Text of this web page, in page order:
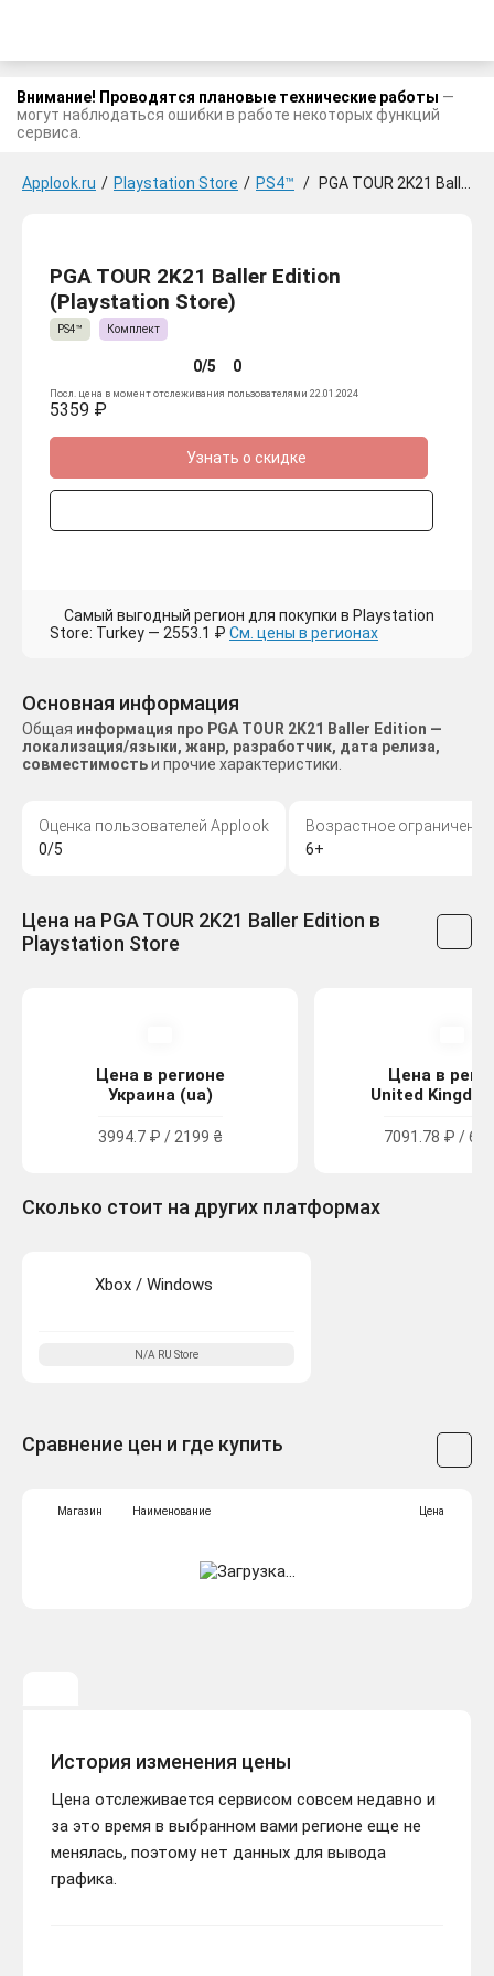
Внимание! Проводятся плановые технические работы —
могут наблюдаться ошибки в работе некоторых функций
сервиса.
Applook.ru / Playstation Store / PS4™ / PGA TOUR 2K21 Baller Edition
PGA TOUR 2K21 Baller Edition
(Playstation Store)
PS4™ Комплект
0/5 0
Посл. цена в момент отслеживания пользователями 22.01.2024
5359 ₽
Узнать о скидке
Самый выгодный регион для покупки в Playstation
Store: Turkey — 2553.1 ₽ См. цены в регионах
Основная информация
Общая информация про PGA TOUR 2K21 Baller Edition —
локализация/языки, жанр, разработчик, дата релиза,
совместимостьи прочие характеристики.
Оценка пользователей Applook
0/5
Возрастное ограничение
6+
Цена на PGA TOUR 2K21 Baller Edition в
Playstation Store
Цена в регионе
Украина (ua)
3994.7 ₽ / 2199 ₴
Цена в
United
7091.78 ₽ /
Сколько стоит на других платформах
Xbox / Windows
N/A RU Store
Сравнение цен и где купить
Магазин Наименование Цена
История изменения цены
Цена отслеживается сервисом совсем недавно и
за это время в выбранном вами регионе еще не
менялась, поэтому нет данных для вывода
графика.